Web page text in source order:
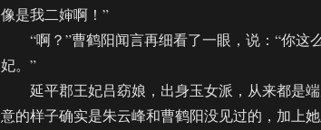
像是我二婶啊！”
“啊？”曹鹤阳闻言再细看了一眼，说：“你这
妃。”
延平郡王妃吕窈娘，出身玉女派，从来都是端
意的样子确实是朱云峰和曹鹤阳没见过的，加上